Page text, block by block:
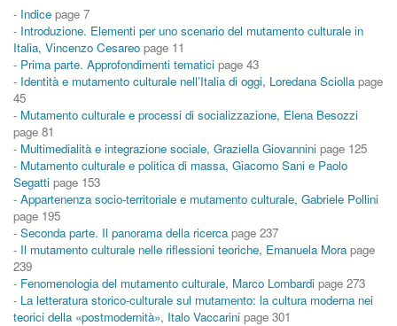
- Indice page 7
- Introduzione. Elementi per uno scenario del mutamento culturale in
Italia, Vincenzo Cesareo page 11
- Prima parte. Approfondimenti tematici page 43
- Identità e mutamento culturale nell’Italia di oggi, Loredana Sciolla page
45
- Mutamento culturale e processi di socializzazione, Elena Besozzi
page 81
- Multimedialità e integrazione sociale, Graziella Giovannini page 125
- Mutamento culturale e politica di massa, Giacomo Sani e Paolo
Segatti page 153
- Appartenenza socio-territoriale e mutamento culturale, Gabriele Pollini
page 195
- Seconda parte. Il panorama della ricerca page 237
- Il mutamento culturale nelle riflessioni teoriche, Emanuela Mora page
239
- Fenomenologia del mutamento culturale, Marco Lombardi page 273
- La letteratura storico-culturale sul mutamento: la cultura moderna nei
teorici della «postmodernità», Italo Vaccarini page 301